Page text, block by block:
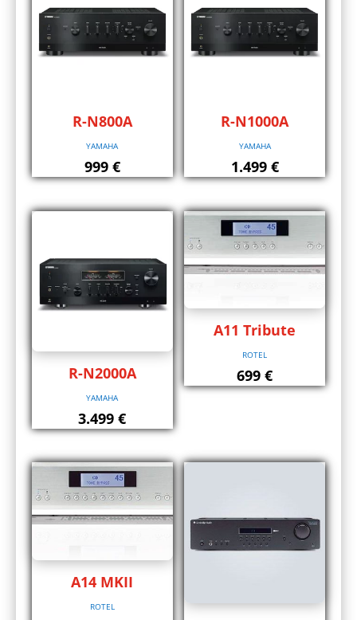
R-N800A
YAMAHA
999 €
R-N1000A
YAMAHA
1.499 €
R-N2000A
YAMAHA
3.499€
A11 Tribute
ROTEL
699€
A14 MKII
ROTEL